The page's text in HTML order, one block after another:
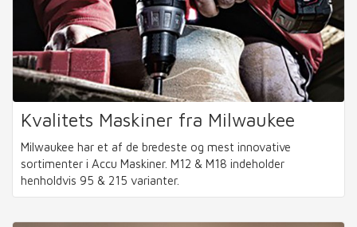
Kvalitets Maskiner fra Milwaukee
Milwaukee har et af de bredeste og mest innovative
sortimenter i Accu Maskiner. M12 & M18 indeholder
henholdvis 95 & 215 varianter.